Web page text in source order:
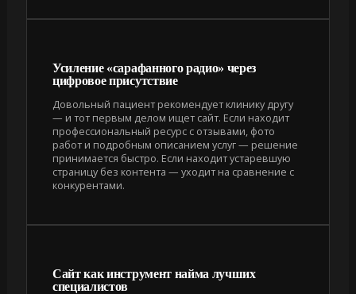
Усиление «сарафанного радио» через
цифровое присутствие
Довольный пациент рекомендует клинику другу
— и тот первым делом ищет сайт. Если находит
профессиональный ресурс с отзывами, фото
работ и подробным описанием услуг — решение
принимается быстро. Если находит устаревшую
страницу без контента — уходит на сравнение с
конкурентами.
Сайт как инструмент найма лучших
специалистов